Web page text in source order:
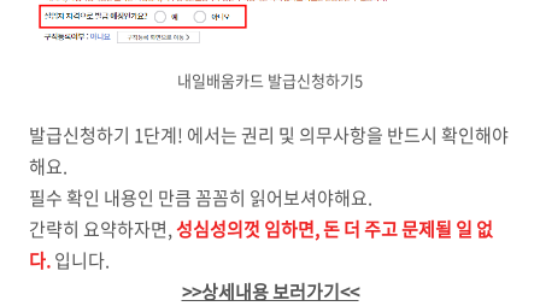
내일배움카드 발급신청하기5
발급신청하기 1단계! 에서는 권리 및 의무사항을 반드시 확인해야
해요.
필수 확인 내용인 만큼 꼼꼼히 읽어보셔야해요.
간략히 요약하자면,성심성의껏 임하면, 돈 더 주고 문제될 일 없
다.입니다.
>>상세내용 보러가기<<